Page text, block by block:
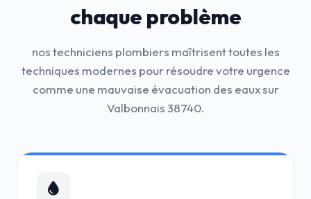
chaque problème
nos techniciens plombiers maîtrisent toutes les
techniques modernes pour résoudre votre urgence
comme une mauvaise évacuation des eaux sur
Valbonnais 38740.